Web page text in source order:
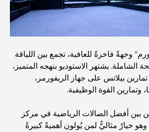
في دبي: دليلك الأمثل
دبي مارينا: دليل مناسب للعائلات
وجهةً فاخرةً للعافية، تجمع بين اللياقة
الشاملة. يشتهر الاستوديو بنهجه المتميز،
بيلاتس على جهاز الريفورمر،
وتمارين القوة الوظيفية.
من بين أفضل الصالات الرياضية في مركز
وهو خيارٌ مثاليٌّ لمن يُولون أهميةً كبيرةً